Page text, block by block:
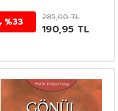
%33 285,00TL
190,95 TL